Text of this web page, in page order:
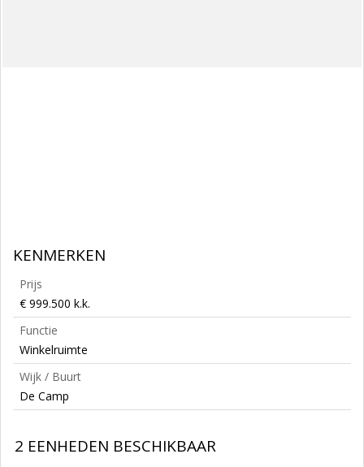
KENMERKEN
Prijs
€ 999.500 k.k.
Functie
Winkelruimte
Wijk / Buurt
De Camp
2 EENHEDEN BESCHIKBAAR